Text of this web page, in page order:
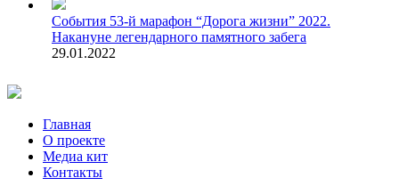
События 53-й марафон “Дорога жизни” 2022.
Накануне легендарного памятного забега
29.01.2022
Главная
О проекте
Медиа кит
Контакты